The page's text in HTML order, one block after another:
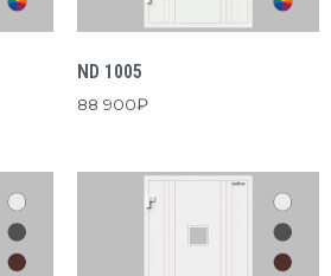
ND 1005
88 900₽